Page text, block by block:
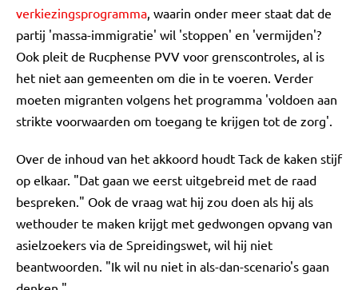
verkiezingsprogramma, waarin onder meer staat dat de
partij 'massa-immigratie' wil 'stoppen' en 'vermijden'?
Ook pleit de Rucphense PVV voor grenscontroles, al is
het niet aan gemeenten om die in te voeren. Verder
moeten migranten volgens het programma 'voldoen aan
strikte voorwaarden om toegang te krijgen tot de zorg'.
Over de inhoud van het akkoord houdt Tack de kaken stijf
op elkaar. "Dat gaan we eerst uitgebreid met de raad
bespreken." Ook de vraag wat hij zou doen als hij als
wethouder te maken krijgt met gedwongen opvang van
asielzoekers via de Spreidingswet, wil hij niet
beantwoorden. "Ik wil nu niet in als-dan-scenario's gaan